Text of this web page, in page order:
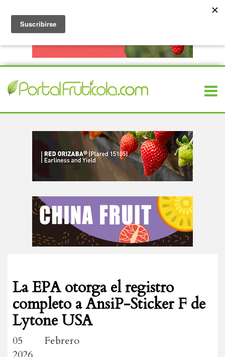
La EPA otorga el registro
completo a AnsiP-Sticker F de
Lytone USA
05 Febrero